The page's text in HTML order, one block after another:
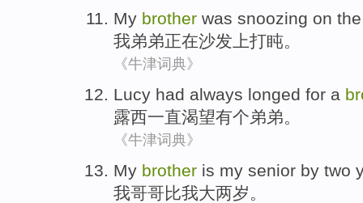
My brother was snoozing on
我弟弟正在沙发上打盹。
《牛津词典》
Lucy had always longed for a
露西一直渴望有个弟弟。
《牛津词典》
My brother is my senior by two
我哥哥比我大两岁 。